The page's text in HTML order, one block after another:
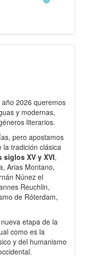
2026 queremos
y modernas,
literarios.
pero apostamos
tradición clásica
siglos XV y XVI,
Arias Montano,
Núnez el
Reuchlin,
de Róterdam,
etapa de la
como es la
y del humanismo